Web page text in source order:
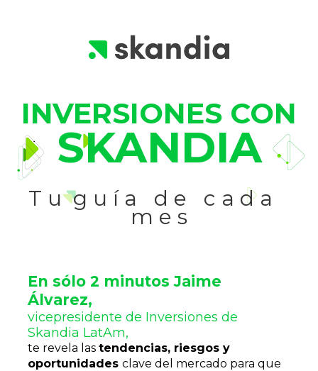
INVERSIONES CON
SKANDIA
T u  g u í a   d e   c a d a
m e s
En sólo 2 minutos Jaime
Álvarez,
vicepresidente de Inversiones de
Skandia LatAm,
te revela las tendencias, riesgos y
oportunidades clave del mercado para que